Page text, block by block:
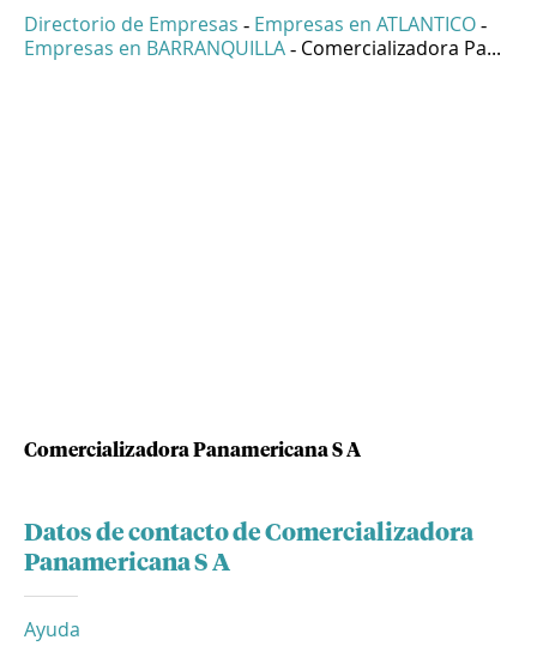
Directorio de Empresas - Empresas en ATLANTICO -
Empresas en BARRANQUILLA - Comercializadora Pa...
Comercializadora Panamericana S A
Datos de contacto de Comercializadora
Panamericana S A
Ayuda